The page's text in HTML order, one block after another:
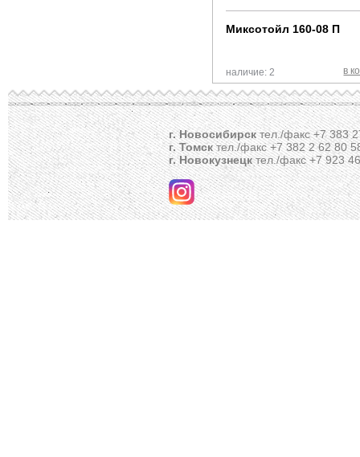
Миксотойл 160-08 П
в
наличие: 2
г. Новосибирсктел./факс +7 383
г. Томсктел./факс +7 382 2 62 80
г. Новокузнецктел./факс +7 923